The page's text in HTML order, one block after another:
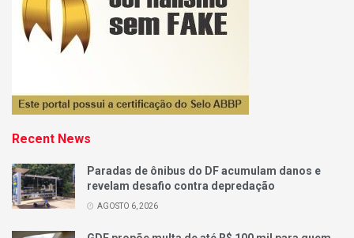
Recent News
Paradas de ônibus do DF acumulam danos e
revelam desafio contra depredação
AGOSTO 6, 2026